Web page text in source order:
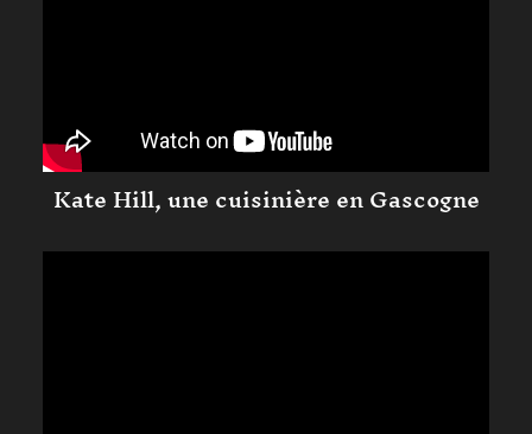
Kate Hill, une cuisinière en Gascogne